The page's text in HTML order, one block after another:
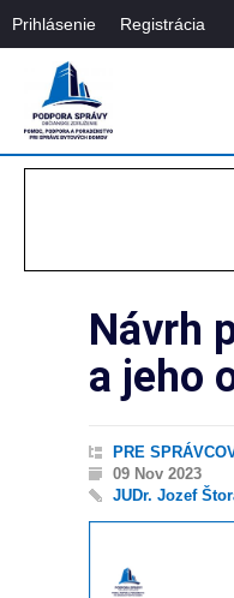
Prihlásenie Registrácia
Návrh
a jeho
PRE
09 Nov 2023
JUDr. Jozef